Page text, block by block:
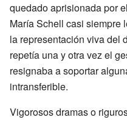
quedado aprisionada por
María Schell casi siempre
la representación viva del
repetía una y otra vez el
resignaba a soportar
intransferible.
Vigorosos dramas o